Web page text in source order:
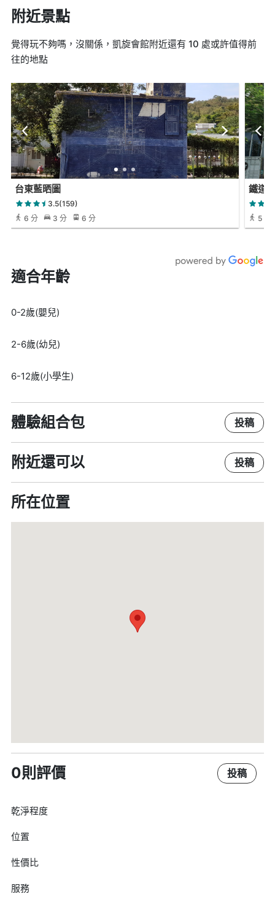
附近景點
覺得玩不夠嗎，沒關係，凱旋會館附近還有 10 處或許值得前
往的地點
台東藍晒圖
3.5(159)
6 分
3 分 6 分
鐵道
5 分
適合年齡
0-2歲(嬰兒)
2-6歲(幼兒)
6-12歲(小學生)
體驗組合包 投稿
附近還可以 投稿
所在位置
0則評價 投稿
乾淨程度
位置
性價比
服務